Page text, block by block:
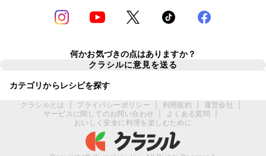
何かお気づきの点はありますか？
クラシルに意見を送る
カテゴリからレシピを探す
クラシルとは プライバシーポリシー 利用規約 運営会社
サービスに関してのお問い合わせ
よくある質問
おいしく安全に料理を楽しむために